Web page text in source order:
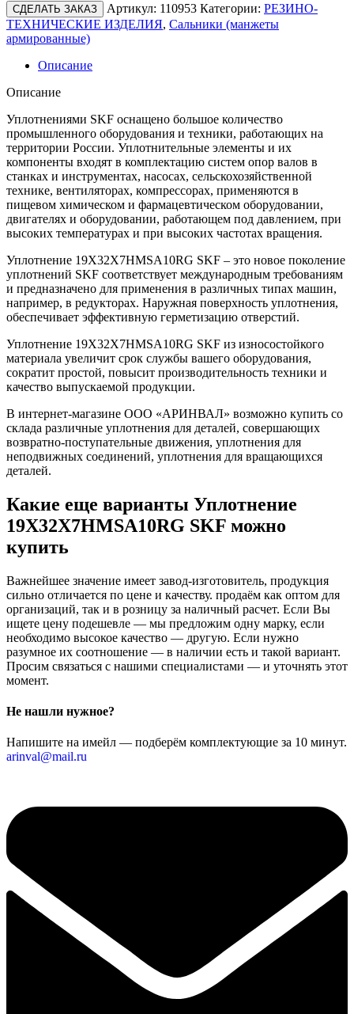
СДЕЛАТЬ ЗАКАЗ Артикул: 110953 Категории: РЕЗИНО-
ТЕХНИЧЕСКИЕ ИЗДЕЛИЯ, Сальники (манжеты
армированные)
Описание
Описание
Уплотнениями SKF оснащено большое количество
промышленного оборудования и техники, работающих на
территории России. Уплотнительные элементы и их
компоненты входят в комплектацию систем опор валов в
станках и инструментах, насосах, сельскохозяйственной
технике, вентиляторах, компрессорах, применяются в
пищевом химическом и фармацевтическом оборудовании,
двигателях и оборудовании, работающем под давлением, при
высоких температурах и при высоких частотах вращения.
Уплотнение 19X32X7HMSA10RG SKF – это новое поколение
уплотнений SKF соответствует международным требованиям
и предназначено для применения в различных типах машин,
например, в редукторах. Наружная поверхность уплотнения,
обеспечивает эффективную герметизацию отверстий.
Уплотнение 19X32X7HMSA10RG SKF из износостойкого
материала увеличит срок службы вашего оборудования,
сократит простой, повысит производительность техники и
качество выпускаемой продукции.
В интернет-магазине ООО «АРИНВАЛ» возможно купить со
склада различные уплотнения для деталей, совершающих
возвратно-поступательные движения, уплотнения для
неподвижных соединений, уплотнения для вращающихся
деталей.
Какие еще варианты Уплотнение
19X32X7HMSA10RG SKF можно
купить
Важнейшее значение имеет завод-изготовитель, продукция
сильно отличается по цене и качеству. продаём как оптом для
организаций, так и в розницу за наличный расчет. Если Вы
ищете цену подешевле — мы предложим одну марку, если
необходимо высокое качество — другую. Если нужно
разумное их соотношение — в наличии есть и такой вариант.
Просим связаться с нашими специалистами — и уточнять этот
момент.
Не нашли нужное?
Напишите на имейл — подберём комплектующие за 10 минут.
arinval@mail.ru